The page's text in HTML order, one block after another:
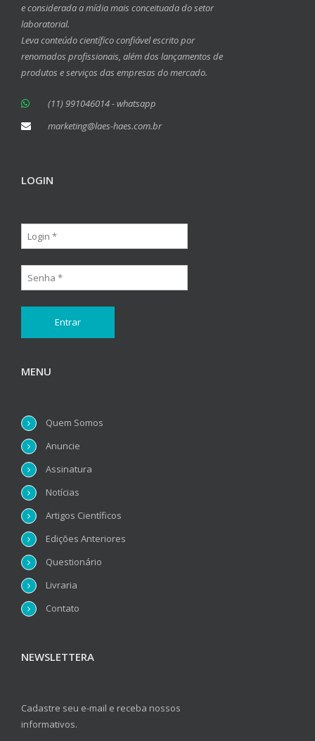
e considerada a mídia mais conceituada do setor
laboratorial.
Leva conteúdo científico confiável escrito por
renomados profissionais, além dos lançamentos de
produtos e serviços das empresas do mercado.
(11) 991046014 - whatsapp
marketing@laes-haes.com.br
LOGIN
MENU
Quem Somos
Anuncie
Assinatura
Notícias
Artigos Científicos
Edições Anteriores
Questionário
Livraria
Contato
NEWSLETTERA
Cadastre seu e-mail e receba nossos
informativos.